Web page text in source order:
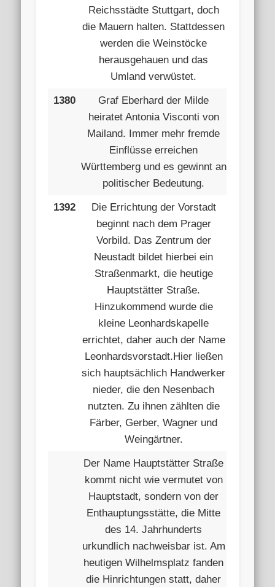
Reichsstädte Stuttgart, doch
die Mauern halten. Stattdessen
werden die Weinstöcke
herausgehauen und das
Umland verwüstet.
1380
Graf Eberhard der Milde
heiratet Antonia Visconti von
Mailand. Immer mehr fremde
Einflüsse erreichen
Württemberg und es gewinnt an
politischer Bedeutung.
1392
Die Errichtung der Vorstadt
beginnt nach dem Prager
Vorbild. Das Zentrum der
Neustadt bildet hierbei ein
Straßenmarkt, die heutige
Hauptstätter Straße.
Hinzukommend wurde die
kleine Leonhardskapelle
errichtet, daher auch der Name
Leonhardsvorstadt.Hier ließen
sich hauptsächlich Handwerker
nieder, die den Nesenbach
nutzten. Zu ihnen zählten die
Färber, Gerber, Wagner und
Weingärtner.
Der Name Hauptstätter Straße
kommt nicht wie vermutet von
Hauptstadt, sondern von der
Enthauptungsstätte, die Mitte
des 14. Jahrhunderts
urkundlich nachweisbar ist. Am
heutigen Wilhelmsplatz fanden
die Hinrichtungen statt, daher